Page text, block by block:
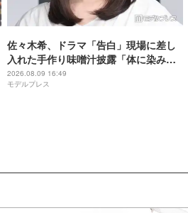
佐々木希、ドラマ「告白」現場に差し
入れた手作り味噌汁披露「体に染み渡
るやつ」「夏に最適」の声
2026.08.09 16:49
モデルプレス